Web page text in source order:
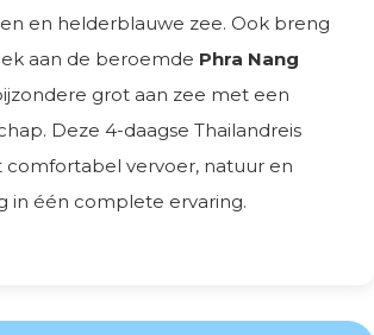
en helderblauwe zee. Ook breng
aan de beroemde Phra Nang
grot aan zee met een
Deze 4-daagse Thailandreis
vervoer, natuur en
in één complete ervaring.